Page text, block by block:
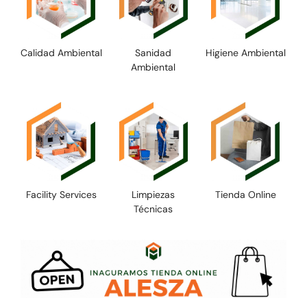
Sanidad
Ambiental
Calidad Ambiental Higiene Ambiental
Facility Services
Limpiezas
Técnicas
Tienda Online